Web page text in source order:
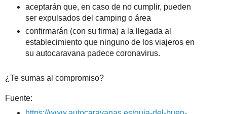
aceptarán que, en caso de no cumplir, pueden
ser expulsados del camping o área
confirmarán (con su firma) a la llegada al
establecimiento que ninguno de los viajeros en
su autocaravana padece coronavirus.
¿Te sumas al compromiso?
Fuente: